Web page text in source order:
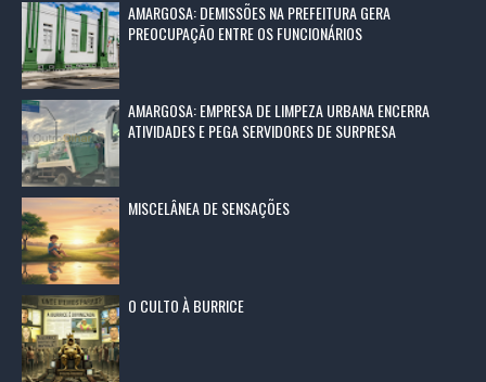
AMARGOSA: DEMISSÕES NA PREFEITURA GERA
PREOCUPAÇÃO ENTRE OS FUNCIONÁRIOS
AMARGOSA: EMPRESA DE LIMPEZA URBANA ENCERRA
ATIVIDADES E PEGA SERVIDORES DE SURPRESA
MISCELÂNEA DE SENSAÇÕES
O CULTO À BURRICE